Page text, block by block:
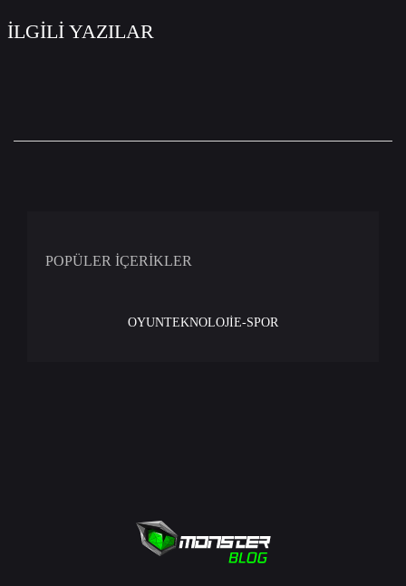
İLGİLİ YAZILAR
POPÜLER İÇERİKLER
OYUNTEKNOLOJİE-SPOR